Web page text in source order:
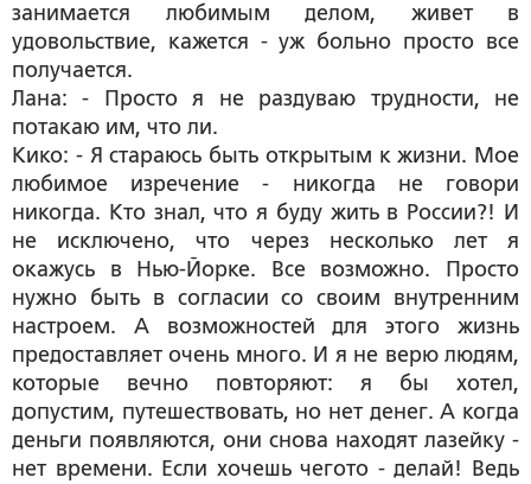
занимается любимым делом, живет в
удовольствие, кажется - уж больно просто все
получается.
Лана: - Просто я не раздуваю трудности, не
потакаю им, что ли.
Кико: - Я стараюсь быть открытым к жизни. Мое
любимое изречение - никогда не говори
никогда. Кто знал, что я буду жить в России?! И
не исключено, что через несколько лет я
окажусь в Нью-Йорке. Все возможно. Просто
нужно быть в согласии со своим внутренним
настроем. А возможностей для этого жизнь
предоставляет очень много. И я не верю людям,
которые вечно повторяют: я бы хотел,
допустим, путешествовать, но нет денег. А когда
деньги появляются, они снова находят лазейку -
нет времени. Если хочешь чегото - делай! Ведь